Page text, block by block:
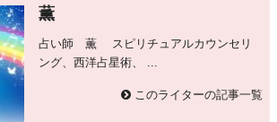
薫
占い師 薫 スピリチュアルカウンセリ
ング、西洋占星術、 ...
このライターの記事一覧